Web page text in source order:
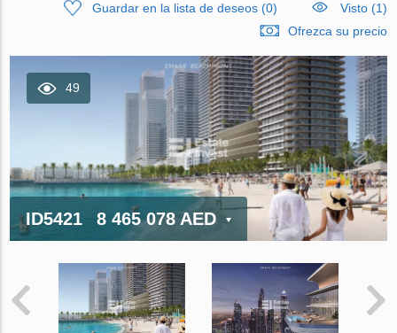
Guardar en la lista de deseos(0)
Visto (1)
Ofrezca su precio
49
ID5421 8 465 078 AED